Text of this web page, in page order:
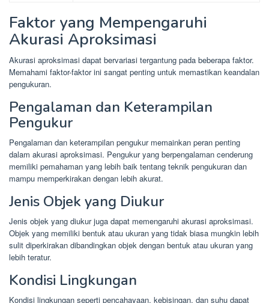
Faktor yang Mempengaruhi
Akurasi Aproksimasi
Akurasi aproksimasi dapat bervariasi tergantung pada beberapa faktor.
Memahami faktor-faktor ini sangat penting untuk memastikan keandalan
pengukuran.
Pengalaman dan Keterampilan
Pengukur
Pengalaman dan keterampilan pengukur memainkan peran penting
dalam akurasi aproksimasi. Pengukur yang berpengalaman cenderung
memiliki pemahaman yang lebih baik tentang teknik pengukuran dan
mampu memperkirakan dengan lebih akurat.
Jenis Objek yang Diukur
Jenis objek yang diukur juga dapat memengaruhi akurasi aproksimasi.
Objek yang memiliki bentuk atau ukuran yang tidak biasa mungkin lebih
sulit diperkirakan dibandingkan objek dengan bentuk atau ukuran yang
lebih teratur.
Kondisi Lingkungan
Kondisi lingkungan seperti pencahayaan, kebisingan, dan suhu dapat